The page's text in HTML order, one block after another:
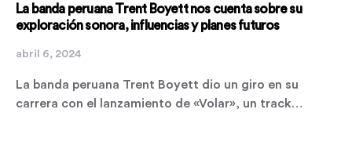
La banda peruana Trent Boyett nos cuenta sobre su
exploración sonora, influencias y planes futuros
abril 6, 2024
La banda peruana Trent Boyett dio un giro en su
carrera con el lanzamiento de «Volar», un track…